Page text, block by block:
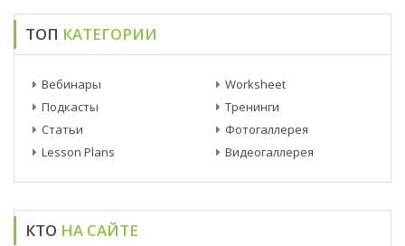
ТОП КАТЕГОРИИ
Вебинары
Подкасты
Статьи
Lesson Plans
Worksheet
Тренинги
Фотогаллерея
Видеогаллерея
КТО НА САЙТЕ